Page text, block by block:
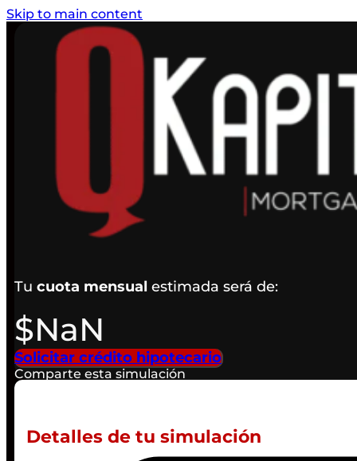
Skip to main content
Tu cuota mensual estimada será de:
$NaN
Solicitar crédito hipotecario
Comparte esta simulación
Detalles de tu simulación